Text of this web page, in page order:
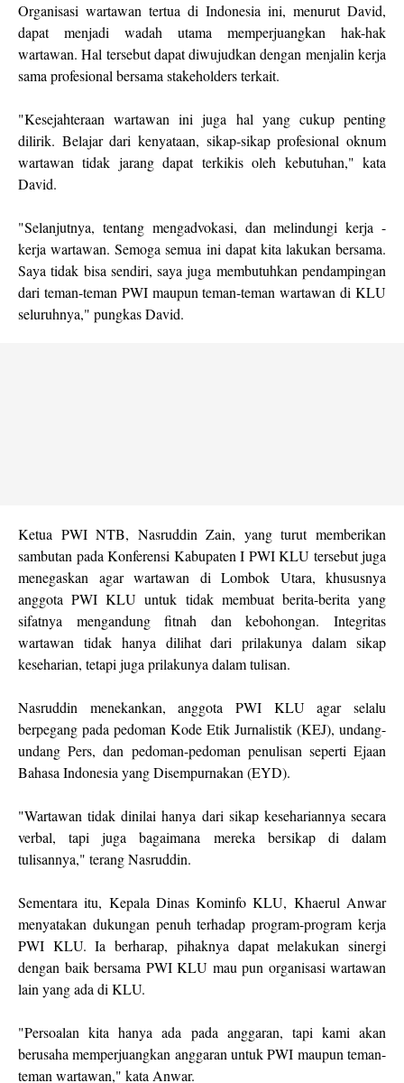
Organisasi wartawan tertua di Indonesia ini, menurut David,
dapat menjadi wadah utama memperjuangkan hak-hak
wartawan. Hal tersebut dapat diwujudkan dengan menjalin kerja
sama profesional bersama stakeholders terkait.
"Kesejahteraan wartawan ini juga hal yang cukup penting
dilirik. Belajar dari kenyataan, sikap-sikap profesional oknum
wartawan tidak jarang dapat terkikis oleh kebutuhan," kata
David.
"Selanjutnya, tentang mengadvokasi, dan melindungi kerja -
kerja wartawan. Semoga semua ini dapat kita lakukan bersama.
Saya tidak bisa sendiri, saya juga membutuhkan pendampingan
dari teman-teman PWI maupun teman-teman wartawan di KLU
seluruhnya," pungkas David.
Ketua PWI NTB, Nasruddin Zain, yang turut memberikan
sambutan pada Konferensi Kabupaten I PWI KLU tersebut juga
menegaskan agar wartawan di Lombok Utara, khususnya
anggota PWI KLU untuk tidak membuat berita-berita yang
sifatnya mengandung fitnah dan kebohongan. Integritas
wartawan tidak hanya dilihat dari prilakunya dalam sikap
keseharian, tetapi juga prilakunya dalam tulisan.
Nasruddin menekankan, anggota PWI KLU agar selalu
berpegang pada pedoman Kode Etik Jurnalistik (KEJ), undang-
undang Pers, dan pedoman-pedoman penulisan seperti Ejaan
Bahasa Indonesia yang Disempurnakan (EYD).
"Wartawan tidak dinilai hanya dari sikap kesehariannya secara
verbal, tapi juga bagaimana mereka bersikap di dalam
tulisannya," terang Nasruddin.
Sementara itu, Kepala Dinas Kominfo KLU, Khaerul Anwar
menyatakan dukungan penuh terhadap program-program kerja
PWI KLU. Ia berharap, pihaknya dapat melakukan sinergi
dengan baik bersama PWI KLU mau pun organisasi wartawan
lain yang ada di KLU.
"Persoalan kita hanya ada pada anggaran, tapi kami akan
berusaha memperjuangkan anggaran untuk PWI maupun teman-
teman wartawan," kata Anwar.